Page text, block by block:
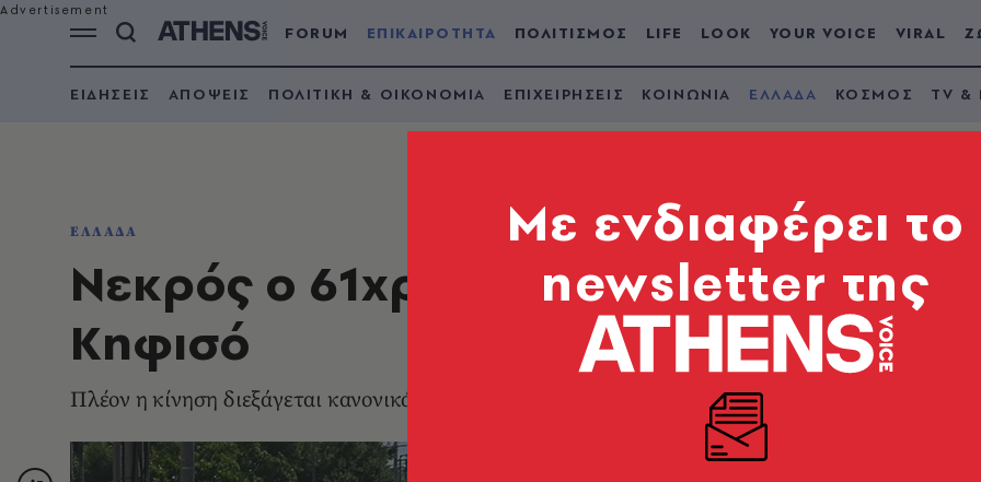
FORUM ΕΠΙΚΑΙΡΟΤΗΤΑ ΠΟΛΙΤΙΣΜΟΣ LIFE LOOK YOUR VOICE VIRAL
ΕΙΔΗΣΕΙΣ ΑΠΟΨΕΙΣ ΠΟΛΙΤΙΚΗ & ΟΙΚΟΝΟΜΙΑ ΕΠΙΧΕΙΡΗΣΕΙΣ ΚΟΙΝΩΝΙΑ ΕΛΛΑΔΑ ΚΟΣΜΟΣ TV &
ΕΛΛΑΔΑ
Νεκρός ο 61χρονος άνδρας που
Κηφισό
Πλέον η κίνηση διεξάγεται κανονικά
Mε ενδιαφέρει το
newsletter της